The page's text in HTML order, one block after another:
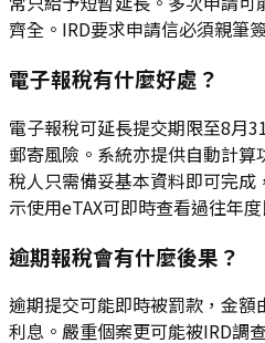
齊全。IRD要求申請信必須親筆
電子報稅有什麼好處？
電子報稅可延長提交期限至8月
郵寄風險。系統亦提供自動計
稅人只需備妥基本資料即可完
示使用eTAX可即時查看過往年
逾期報稅會有什麼後果？
逾期提交可能即時被罰款，金
利息。嚴重個案更可能被IRD調